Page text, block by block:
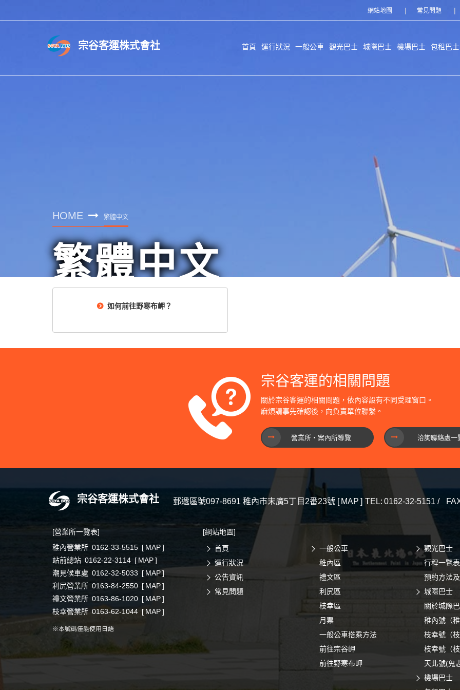
網站地圖 常見問題
首頁
HOME 繁體中文
繁體中文
如何前往野寒布岬？
宗谷客運的相關問題
關於宗谷客運的相關問題，依內容設有不同受理窗口。
麻煩請事先確認後，向負責單位聯繫。
營業所・案內所導覽 洽詢聯絡處一
郵遞區號097‐8691 稚內市末廣5丁目2番23號 [ MAP ] TEL: 0162-32-5151 /
[營業所一覽表]
稚內營業所 0162-33-5515 [ MAP]
站前總站 0162-22-3114 [ MAP]
潮見候車處 0162-32-5033 [ MAP]
利尻營業所 0163-84-2550 [ MAP]
禮文營業所 0163-86-1020 [ MAP]
枝幸營業所 0163-62-1044 [ MAP]
※本號碼僅能使用日語
[網站地圖]
首頁
運行狀況
公告資訊
常見問題
一般公車
稚內區
禮文區
利尻區
枝幸區
月票
一般公車搭乘方法
前往宗谷岬
前往野寒布岬
觀光巴士
行程一覽表
預約方法
城際巴士
關於城際
稚內號（
枝幸號（
枝幸號（
天北號(鬼
機場巴士